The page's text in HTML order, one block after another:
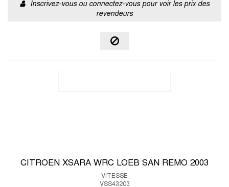
Inscrivez-vous ou connectez-vous pour voir les prix des
revendeurs
CITROEN XSARA WRC LOEB SAN REMO 2003
VITESSE
VSS43203